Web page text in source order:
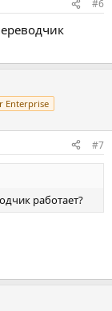
#6
Enterprise
#7
работает?